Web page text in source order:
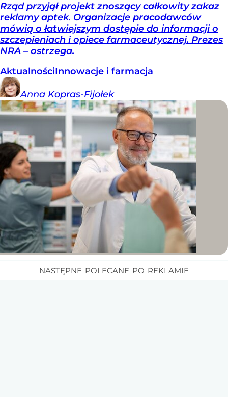
Rząd przyjął projekt znoszący całkowity zakaz
reklamy aptek. Organizacje pracodawców
mówią o łatwiejszym dostępie do informacji o
szczepieniach i opiece farmaceutycznej. Prezes
NRA – ostrzega.
AktualnościInnowacje i farmacja
Anna Kopras-Fijołek